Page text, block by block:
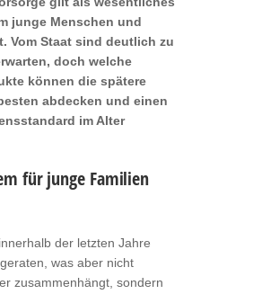
junge Menschen und
Vom Staat sind deutlich zu
doch welche
können die spätere
abdecken und einen
im Alter
für junge Familien
der letzten Jahre
was aber nicht
zusammenhängt, sondern